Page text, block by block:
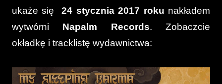
ukaże się
24 stycznia 2017 roku nakładem
wytwórni Napalm Records. Zobaczcie
okładkę i tracklistę wydawnictwa: